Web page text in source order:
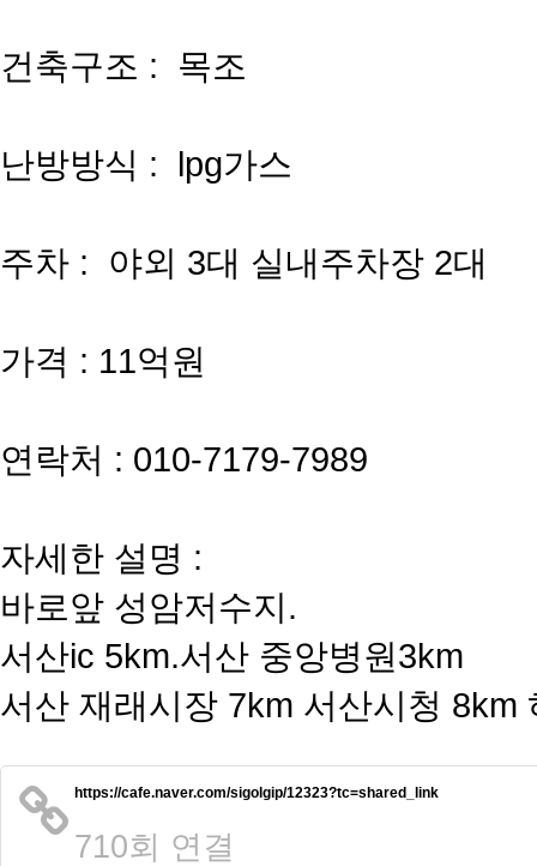
건축구조 : 목조
난방방식 : lpg가스
주차 : 야외 3대 실내주차장 2대
가격 : 11억원
연락처 : 010-7179-7989
자세한 설명 :
바로앞 성암저수지.
서산ic 5km.서산 중앙병원3km
서산 재래시장 7km 서산시청 8km
https://cafe.naver.com/sigolgip/12323?tc=shared_link
710회 연결